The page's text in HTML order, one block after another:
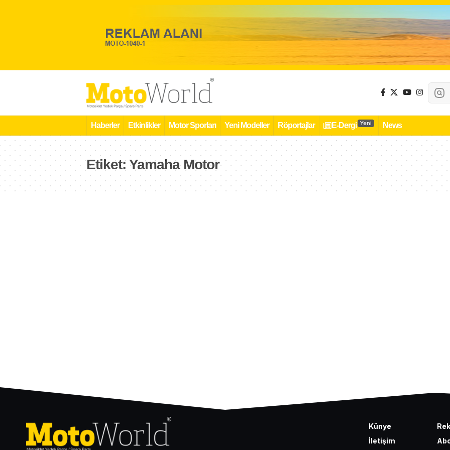
Haberler Etkinlikler Motor Sporları Yeni Modeller Röportajlar E-Dergi Yeni News
Etiket:Yamaha Motor
Künye
İletişim